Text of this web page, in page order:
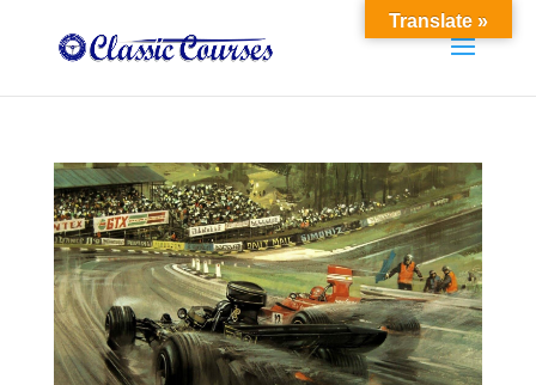
Translate »